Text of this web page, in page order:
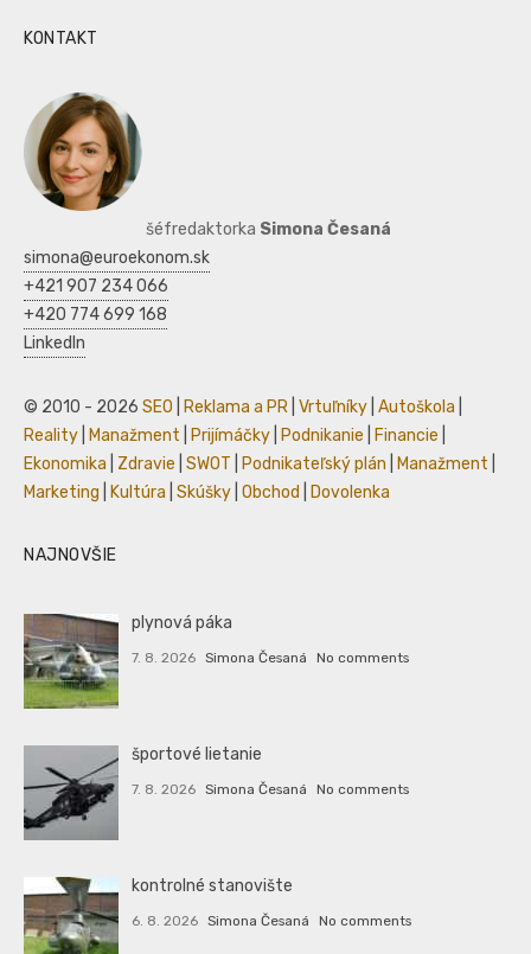
KONTAKT
šéfredaktorka Simona Česaná
simona@euroekonom.sk
+421 907 234 066
+420 774 699 168
LinkedIn
© 2010 - 2026 SEO Reklama a PR Vrtuľníky Autoškola
Reality
Manažment Prijímáčky Podnikanie Financie
Ekonomika
Zdravie SWOT Podnikateľský plán Manažment
Marketing
Kultúra Skúšky Obchod Dovolenka
NAJNOVŠIE
plynová páka
7. 8. 2026 Simona Česaná No comments
športové lietanie
7. 8. 2026 Simona Česaná No comments
kontrolné stanovište
6. 8. 2026 Simona Česaná No comments